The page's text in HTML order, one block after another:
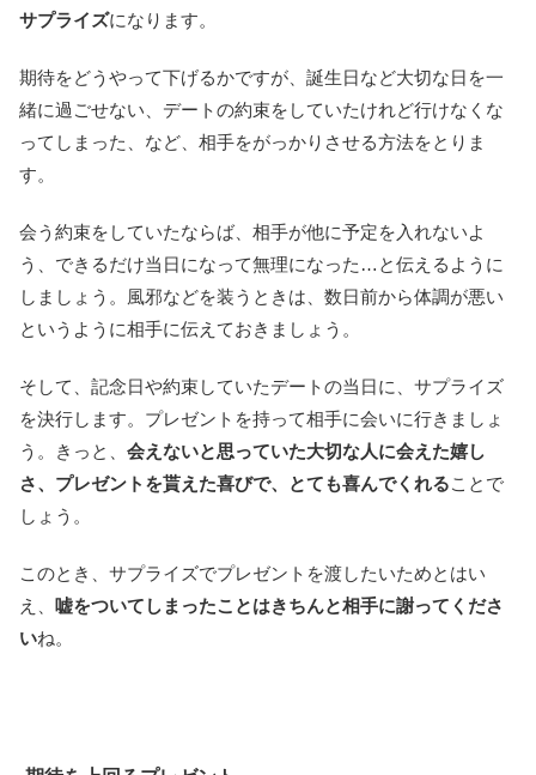
サプライズになります。
期待をどうやって下げるかですが、誕生日など大切な日を一
緒に過ごせない、デートの約束をしていたけれど行けなくな
ってしまった、など、相手をがっかりさせる方法をとりま
す。
会う約束をしていたならば、相手が他に予定を入れないよ
う、できるだけ当日になって無理になった…と伝えるように
しましょう。風邪などを装うときは、数日前から体調が悪い
というように相手に伝えておきましょう。
そして、記念日や約束していたデートの当日に、サプライズ
を決行します。プレゼントを持って相手に会いに行きましょ
う。きっと、 会えないと思っていた大切な人に会えた嬉し
さ、プレゼントを貰えた喜びで、とても喜んでくれることで
しょう。
このとき、サプライズでプレゼントを渡したいためとはい
え、 嘘をついてしまったことはきちんと相手に謝ってくださ
いね。